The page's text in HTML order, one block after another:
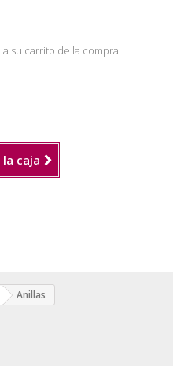
su carrito de la compra
la caja
Anillas